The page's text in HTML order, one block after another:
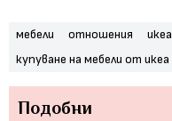
мебели отношения икеа
купуване на мебели от икеа
Подобни